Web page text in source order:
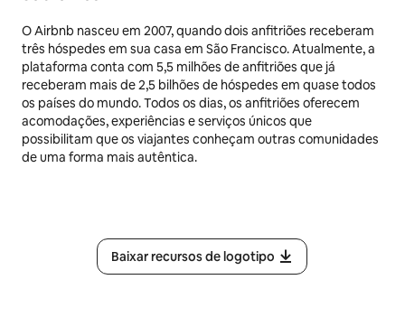
O Airbnb nasceu em 2007, quando dois anfitriões receberam
três hóspedes em sua casa em São Francisco. Atualmente, a
plataforma conta com 5,5 milhões de anfitriões que já
receberam mais de 2,5 bilhões de hóspedes em quase todos
os países do mundo. Todos os dias, os anfitriões oferecem
acomodações, experiências e serviços únicos que
possibilitam que os viajantes conheçam outras comunidades
de uma forma mais autêntica.
Baixar recursos de logotipo